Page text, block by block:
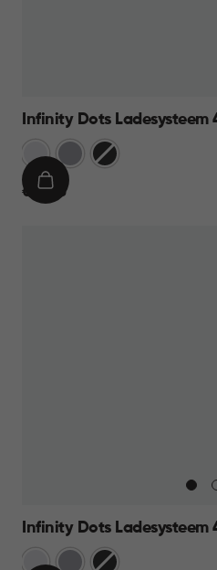
Infinity Dots Ladesysteem
Licht
Grijs
Donkergrijs
€
€ 39,95
IN
Infinity Dots Ladesysteem
Licht
Donkergrijs